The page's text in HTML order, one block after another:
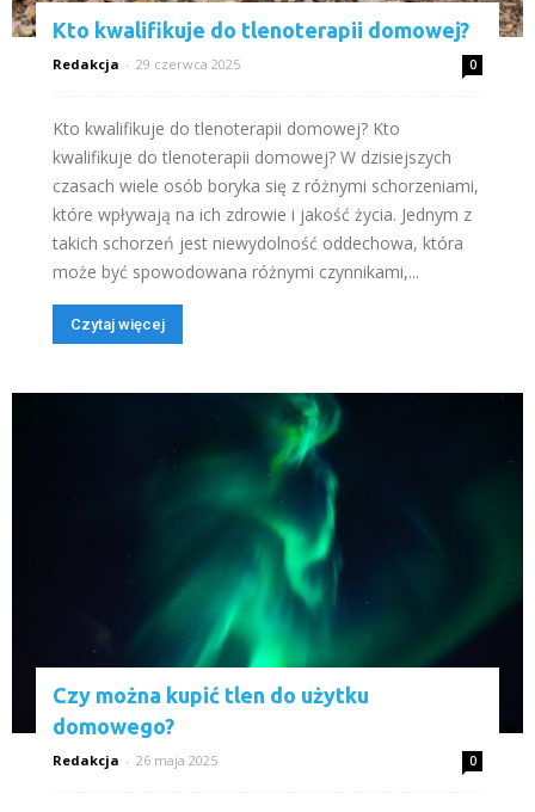
Kto kwalifikuje do tlenoterapii domowej?
Redakcja - 29 czerwca 2025 0
Kto kwalifikuje do tlenoterapii domowej? Kto
kwalifikuje do tlenoterapii domowej? W dzisiejszych
czasach wiele osób boryka się z różnymi schorzeniami,
które wpływają na ich zdrowie i jakość życia. Jednym z
takich schorzeń jest niewydolność oddechowa, która
może być spowodowana różnymi czynnikami,...
Czytaj więcej
Czy można kupić tlen do użytku
domowego?
Redakcja - 26 maja 2025 0